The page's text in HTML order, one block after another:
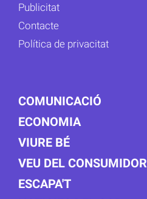
Publicitat
Contacte
Política de privacitat
COMUNICACIÓ
ECONOMIA
VIURE BÉ
VEU DEL CONSUMIDOR
ESCAPA'T